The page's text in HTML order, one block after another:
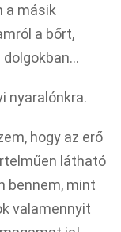
a másik
a bőrt,
nyaralónkra.
hogy az erő
látható
bennem, mint
valamennyit